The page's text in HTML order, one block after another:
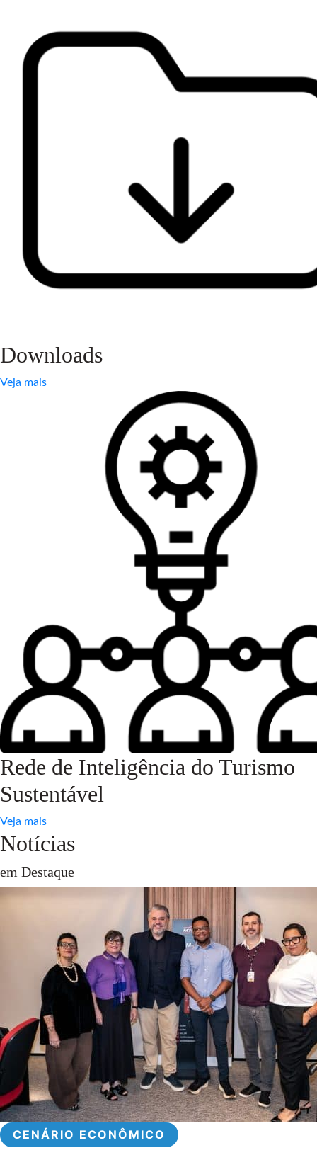
Downloads
Veja mais
Rede de Inteligência do Turismo
Sustentável
Veja mais
Notícias
em Destaque
CENÁRIO ECONÔMICO